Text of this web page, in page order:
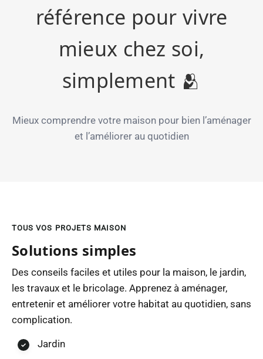
référence pour vivre
mieux chez soi,
simplement 🫂
Mieux comprendre votre maison pour bien l’aménager
et l’améliorer au quotidien
TOUS VOS PROJETS MAISON
Solutions simples
Des conseils faciles et utiles pour la maison, le jardin,
les travaux et le bricolage. Apprenez à aménager,
entretenir et améliorer votre habitat au quotidien, sans
complication.
Jardin